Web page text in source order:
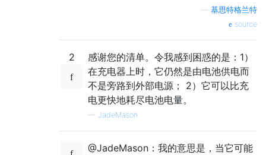
基思特格兰特
source
2
感谢您的清单。令我感到困惑的是：1）
在充电器上时，它仍然是由电池供电而
不是旁路到外部电源； 2）它可以比充
电更快地耗尽电池电量。
— JadeMason
@JadeMason：我的意思是，当它可能